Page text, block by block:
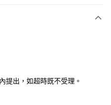
提出，如超時既不受理。